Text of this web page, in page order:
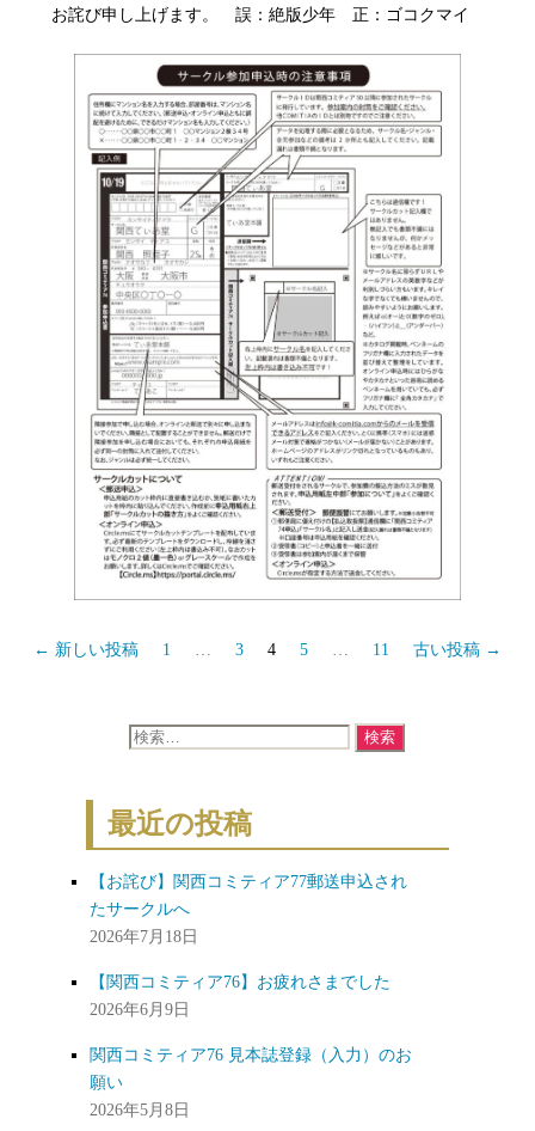
お詫び申し上げます。 誤：絶版少年 正：ゴコクマイ
← 新しい投稿 1 3 4 5 11 古い投稿 →
検
象:
最近の投稿
【お詫び】関西コミティア77郵送申込され
たサークルへ
2026年7月18日
【関西コミティア76】お疲れさまでした
2026年6月9日
関西コミティア76 見本誌登録（入力）のお
願い
2026年5月8日